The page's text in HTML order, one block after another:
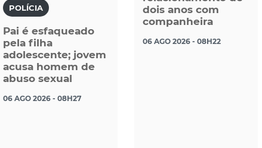
POLÍCIA
Pai é esfaqueado
pela filha
adolescente; jovem
acusa homem de
abuso sexual
06 AGO 2026 - 08H27
dois anos com
companheira
06 AGO 2026 - 08H22